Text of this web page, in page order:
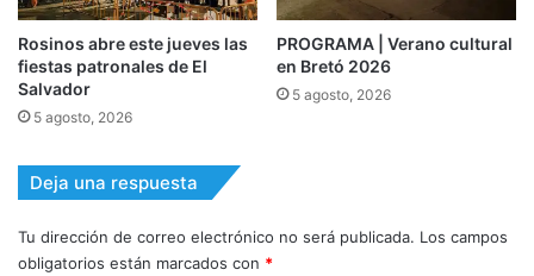
Rosinos abre este jueves las
fiestas patronales de El
Salvador
5 agosto, 2026
PROGRAMA | Verano cultural
en Bretó 2026
5 agosto, 2026
Deja una respuesta
Tu dirección de correo electrónico no será publicada. Los campos
obligatorios están marcados con *